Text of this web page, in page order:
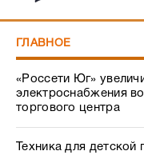
ГЛАВНОЕ
«Россети Юг»
электроснабжения
торгового центра
Техника для детской